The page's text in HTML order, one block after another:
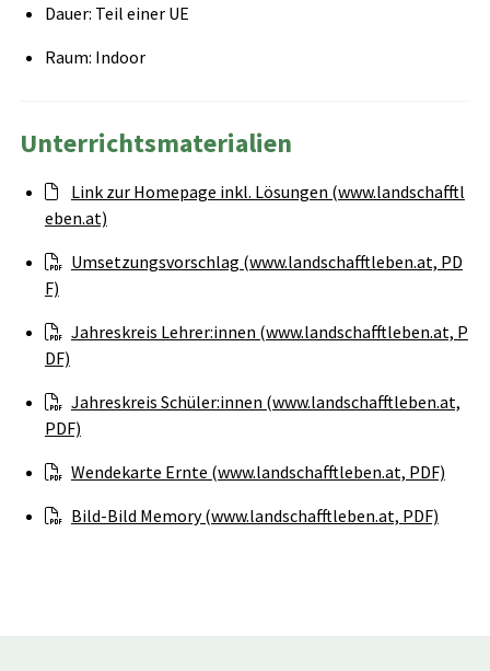
Dauer: Teil einer UE
Raum: Indoor
Unterrichtsmaterialien
Link zur Homepage inkl. Lösungen (www.landschafftl
eben.at)
Umsetzungsvorschlag (www.landschafftleben.at, PD
F)
Jahreskreis Lehrer:innen (www.landschafftleben.at, P
DF)
Jahreskreis Schüler:innen (www.landschafftleben.at,
PDF)
Wendekarte Ernte (www.landschafftleben.at, PDF)
Bild-Bild Memory (www.landschafftleben.at, PDF)